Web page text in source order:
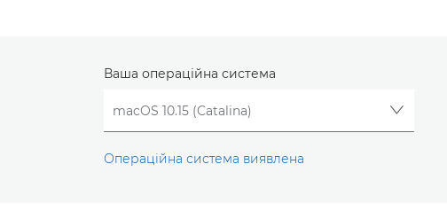
Ваша операційна система
Операційна система виявлена